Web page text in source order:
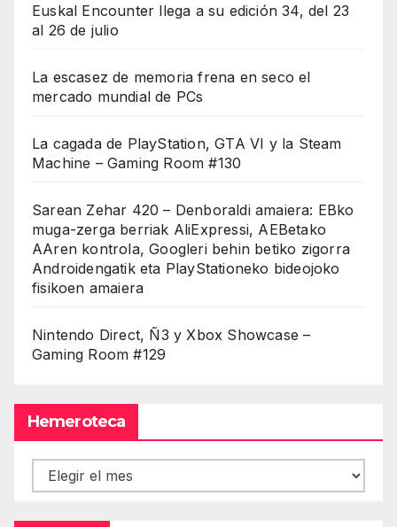
Euskal Encounter llega a su edición 34, del 23
al 26 de julio
La escasez de memoria frena en seco el
mercado mundial de PCs
La cagada de PlayStation, GTA VI y la Steam
Machine – Gaming Room #130
Sarean Zehar 420 – Denboraldi amaiera: EBko
muga-zerga berriak AliExpressi, AEBetako
AAren kontrola, Googleri behin betiko zigorra
Androidengatik eta PlayStationeko bideojoko
fisikoen amaiera
Nintendo Direct, Ñ3 y Xbox Showcase –
Gaming Room #129
Hemeroteca
Hemeroteca